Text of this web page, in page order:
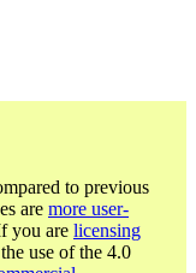
to previous
are more user-
you are licensing
use of the 4.0